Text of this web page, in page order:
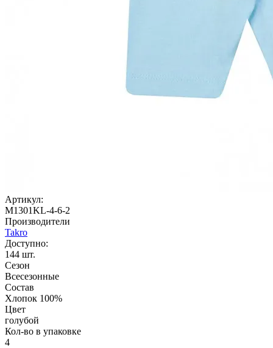
Артикул:
M1301KL-4-6-2
Производители
Takro
Доступно:
144 шт.
Сезон
Всесезонные
Состав
Хлопок 100%
Цвет
голубой
Кол-во в упаковке
4